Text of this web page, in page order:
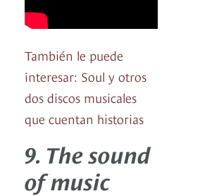
También le puede
interesar: Soul y otros
dos discos musicales
que cuentan historias
9. The sound
of music